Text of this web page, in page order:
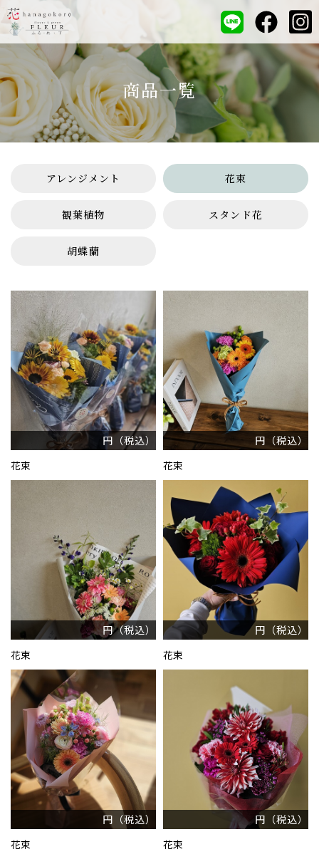
商品一覧
アレンジメント 花束
観葉植物 スタンド花
胡蝶蘭
円（税込）
花束
円（税込）
花束
円（税込）
花束
円（税込）
花束
円（税込）
花束
円（税込）
花束